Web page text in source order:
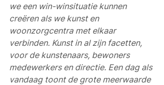
we een win-winsituatie kunnen
creëren als we kunst en
woonzorgcentra met elkaar
verbinden. Kunst in al zijn facetten,
voor de kunstenaars, bewoners
medewerkers en directie. Een dag als
vandaag toont de grote meerwaarde